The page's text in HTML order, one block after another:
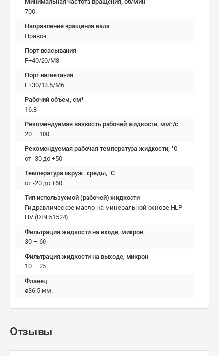
Минимальная частота вращения, об/мин
700
Направление вращения вала
Правое
Порт всасывания
F+40/20/M8
Порт нагнетания
F+30/13.5/M6
Рабочий объем, см³
16.8
Рекомендуемая вязкость рабочей жидкости, мм²/с
20 – 100
Рекомендуемая рабочая температура жидкости, °C
от -30 до +50
Температура окруж. среды, °C
от -20 до +60
Тип используемой (рабочей) жидкости
Гидравлическое масло на минеральной основе HLP
HV (DIN 51524)
Фильтрация жидкости на входе, микрон
30 – 60
Фильтрация жидкости на выходе, микрон
10 – 25
Фланец
ø36.5 мм.
Отзывы